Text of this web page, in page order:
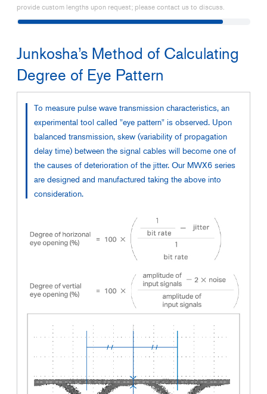
provide custom lengths upon request; please contact us to discuss.
Junkosha’s Method of Calculating
Degree of Eye Pattern
To measure pulse wave transmission characteristics, an
experimental tool called "eye pattern" is observed. Upon
balanced transmission, skew (variability of propagation
delay time) between the signal cables will become one of
the causes of deterioration of the jitter. Our MWX6 series
are designed and manufactured taking the above into
consideration.